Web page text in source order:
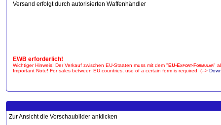
Versand erfolgt durch autorisierten Waffenhändler
EWB erforderlich!
Wichtiger Hinweis! Der Verkauf zwischen EU-Staaten muss mit dem "EU-Export-Formular"
Important Note! For sales between EU countries, use of a certain form is required. (-->
Zur Ansicht die Vorschaubilder anklicken